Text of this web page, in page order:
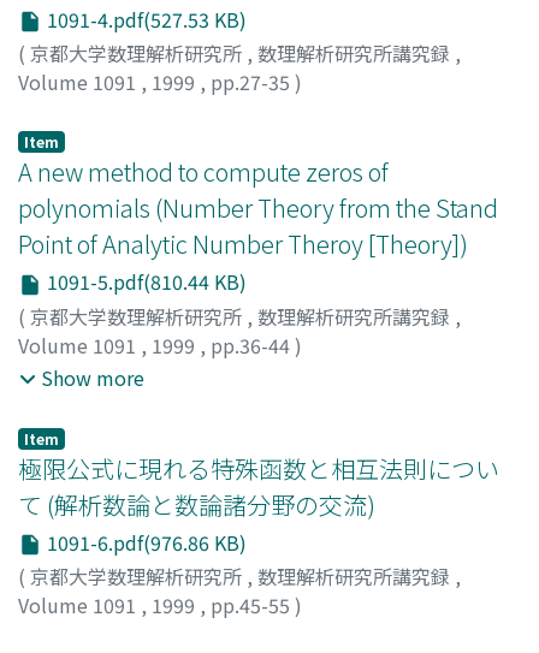
1091-4.pdf(527.53 KB)
( 京都大学数理解析研究所 , 数理解析研究所講究録 ,
Volume 1091 , 1999 , pp.27-35 )
Item
A new method to compute zeros of
polynomials (Number Theory from the Stand
Point of Analytic Number Theroy [Theory])
1091-5.pdf(810.44 KB)
( 京都大学数理解析研究所 , 数理解析研究所講究録 ,
Volume 1091 , 1999 , pp.36-44)
Muto, Hideo;Suzuki, Tomohiro
ヒロ;
Show more
Item
極限公式に現れる特殊函数と相互法則につい
て (解析数論と数論諸分野の交流)
1091-6.pdf(976.86 KB)
( 京都大学数理解析研究所 , 数理解析研究所講究録 ,
Volume 1091 , 1999 , pp.45-55 )